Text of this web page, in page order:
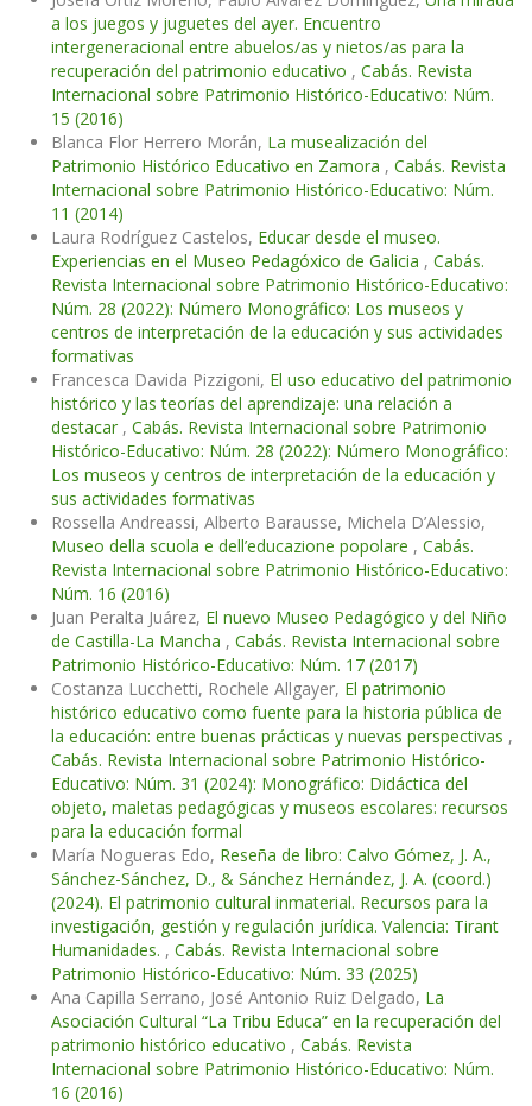
a los juegos y juguetes del ayer. Encuentro
intergeneracional entre abuelos/as y nietos/as para la
recuperación del patrimonio educativo , Cabás. Revista
Internacional sobre Patrimonio Histórico-Educativo: Núm.
15 (2016)
Blanca Flor Herrero Morán, La musealización del
Patrimonio Histórico Educativo en Zamora , Cabás. Revista
Internacional sobre Patrimonio Histórico-Educativo: Núm.
11 (2014)
Laura Rodríguez Castelos, Educar desde el museo.
Experiencias en el Museo Pedagóxico de Galicia , Cabás.
Revista Internacional sobre Patrimonio Histórico-Educativo:
Núm. 28 (2022): Número Monográfico: Los museos y
centros de interpretación de la educación y sus actividades
formativas
Francesca Davida Pizzigoni, El uso educativo del patrimonio
histórico y las teorías del aprendizaje: una relación a
destacar , Cabás. Revista Internacional sobre Patrimonio
Histórico-Educativo: Núm. 28 (2022): Número Monográfico:
Los museos y centros de interpretación de la educación y
sus actividades formativas
Rossella Andreassi, Alberto Barausse, Michela D’Alessio,
Museo della scuola e dell’educazione popolare , Cabás.
Revista Internacional sobre Patrimonio Histórico-Educativo:
Núm. 16 (2016)
Juan Peralta Juárez, El nuevo Museo Pedagógico y del Niño
de Castilla-La Mancha , Cabás. Revista Internacional sobre
Patrimonio Histórico-Educativo: Núm. 17 (2017)
Costanza Lucchetti, Rochele Allgayer, El patrimonio
histórico educativo como fuente para la historia pública de
la educación: entre buenas prácticas y nuevas perspectivas ,
Cabás. Revista Internacional sobre Patrimonio Histórico-
Educativo: Núm. 31 (2024): Monográfico: Didáctica del
objeto, maletas pedagógicas y museos escolares: recursos
para la educación formal
María Nogueras Edo, Reseña de libro: Calvo Gómez, J. A.,
Sánchez-Sánchez, D., & Sánchez Hernández, J. A. (coord.)
(2024). El patrimonio cultural inmaterial. Recursos para la
investigación, gestión y regulación jurídica. Valencia: Tirant
Humanidades. , Cabás. Revista Internacional sobre
Patrimonio Histórico-Educativo: Núm. 33 (2025)
Ana Capilla Serrano, José Antonio Ruiz Delgado, La
Asociación Cultural “La Tribu Educa” en la recuperación del
patrimonio histórico educativo , Cabás. Revista
Internacional sobre Patrimonio Histórico-Educativo: Núm.
16 (2016)